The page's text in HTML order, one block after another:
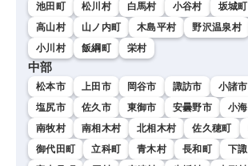
池田町
松川村 白馬村 小谷村 坂城町
高山村
山ノ内町 木島平村 野沢温泉村
小川村
飯綱町 栄村
中部
松本市 上田市 岡谷市 諏訪市 小諸市
塩尻市
佐久市 東御市 安曇野市 小
南牧村
南相木村 北相木村 佐久穂町
御代田町
立科町 青木村 長和町
下